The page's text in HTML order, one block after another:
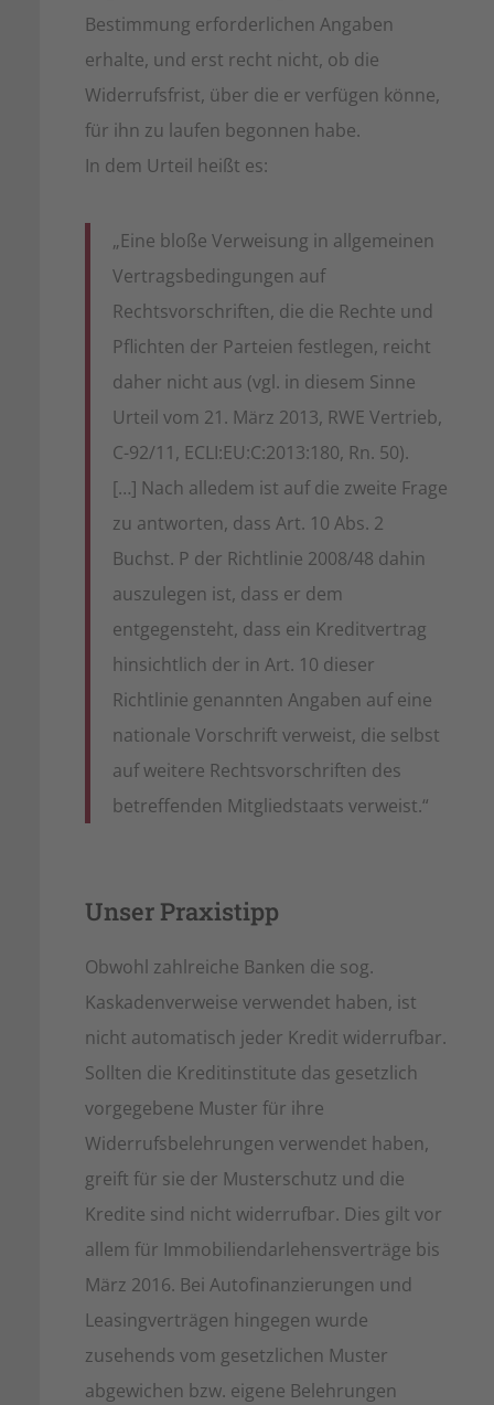
Bestimmung erforderlichen Angaben
erhalte, und erst recht nicht, ob die
Widerrufsfrist, über die er verfügen könne,
für ihn zu laufen begonnen habe.
In dem Urteil heißt es:
„Eine bloße Verweisung in allgemeinen
Vertragsbedingungen auf
Rechtsvorschriften, die die Rechte und
Pflichten der Parteien festlegen, reicht
daher nicht aus (vgl. in diesem Sinne
Urteil vom 21. März 2013, RWE Vertrieb,
C-92/11, ECLI:EU:C:2013:180, Rn. 50).
[…] Nach alledem ist auf die zweite Frage
zu antworten, dass Art. 10 Abs. 2
Buchst. P der Richtlinie 2008/48 dahin
auszulegen ist, dass er dem
entgegensteht, dass ein Kreditvertrag
hinsichtlich der in Art. 10 dieser
Richtlinie genannten Angaben auf eine
nationale Vorschrift verweist, die selbst
auf weitere Rechtsvorschriften des
betreffenden Mitgliedstaats verweist.“
Unser Praxistipp
Obwohl zahlreiche Banken die sog.
Kaskadenverweise verwendet haben, ist
nicht automatisch jeder Kredit widerrufbar.
Sollten die Kreditinstitute das gesetzlich
vorgegebene Muster für ihre
Widerrufsbelehrungen verwendet haben,
greift für sie der Musterschutz und die
Kredite sind nicht widerrufbar. Dies gilt vor
allem für Immobiliendarlehensverträge bis
März 2016. Bei Autofinanzierungen und
Leasingverträgen hingegen wurde
zusehends vom gesetzlichen Muster
abgewichen bzw. eigene Belehrungen